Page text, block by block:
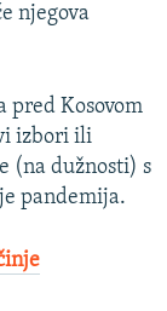
njegova
pred Kosovom
izbori ili
(na dužnosti) s
pandemija.